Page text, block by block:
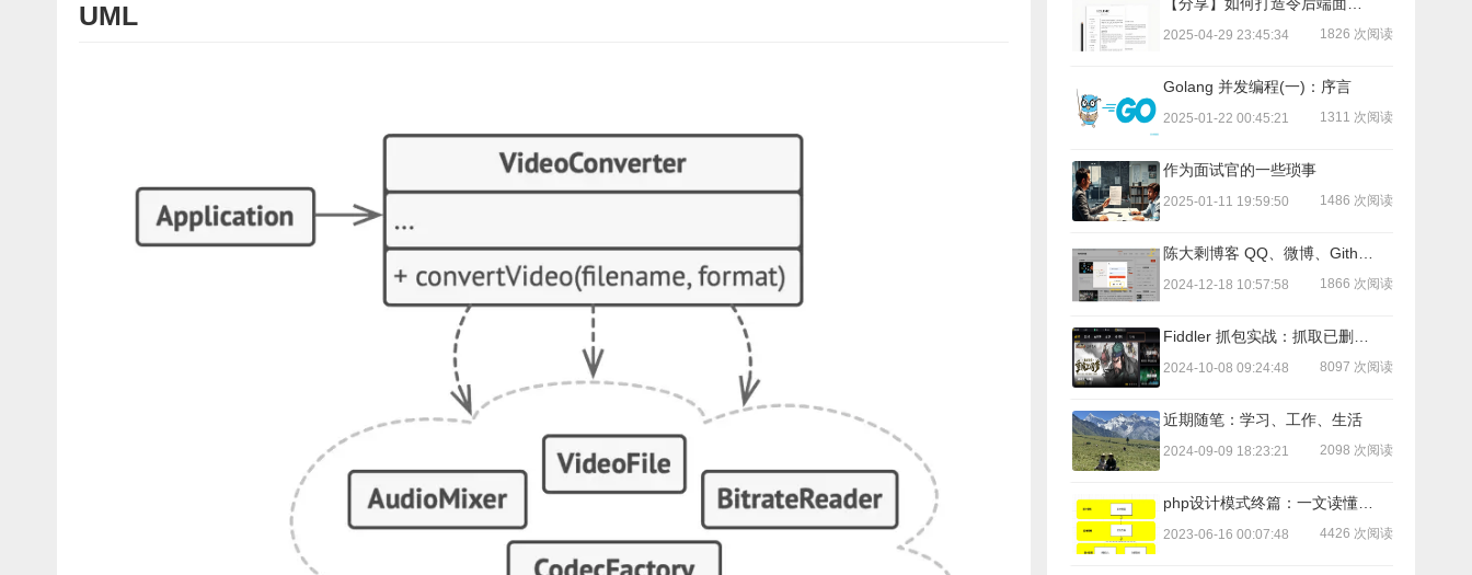
UML
2025-04-29 23:45:34 1826 次阅读
Golang 并发编程(一)：序言
2025-01-22 00:45:21 1311 次阅读
作为面试官的一些琐事
2025-01-11 19:59:50 1486 次阅读
2024-12-18 10:57:58 1866 次阅读
2024-10-08 09:24:48 8097 次阅读
近期随笔：学习、工作、生活
2024-09-09 18:23:21 2098 次阅读
2023-06-16 00:07:48 4426 次阅读